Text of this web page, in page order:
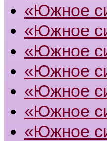
«Южное
«Южное
«Южное
«Южное
«Южное
«Южное
«Южное